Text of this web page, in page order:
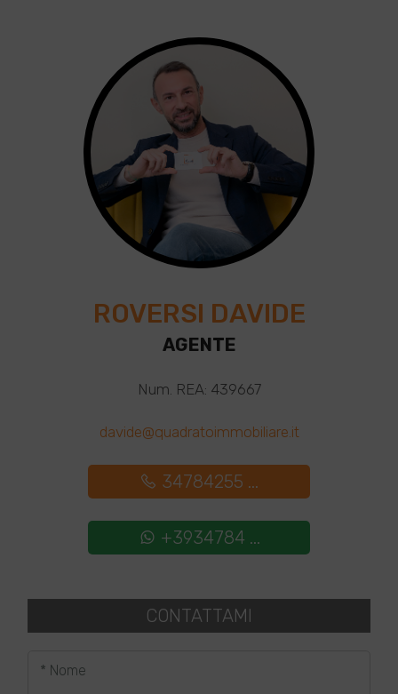
ROVERSI DAVIDE
AGENTE
Num. REA: 439667
davide@quadratoimmobiliare.it
34784255 ...
+3934784 ...
CONTATTAMI
* Nome